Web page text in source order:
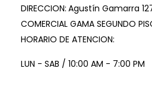
DIRECCION: Agustín Gamarra
COMERCIAL GAMA SEGUNDO
HORARIO DE ATENCION:
LUN - SAB / 10:00 AM - 7:00 PM